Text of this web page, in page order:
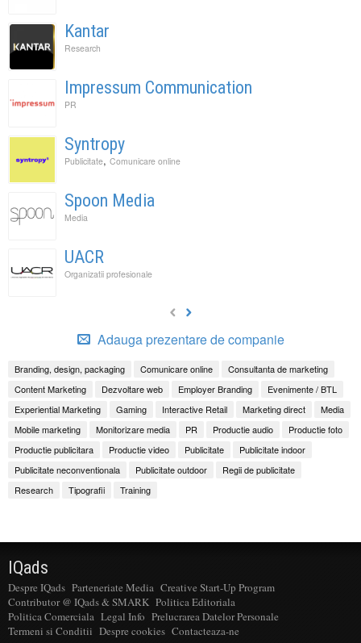
Kantar
Research
Impressum Communication
PR
Syntropy
Publicitate, Comunicare online
Spoon Media
Media
UACR
Organizatii profesionale
Adauga prezentare de companie
Branding, design, packaging Comunicare online
Consultanta de marketing
Content Marketing
Dezvoltare web Employer Branding
Evenimente / BTL
Experiential Marketing
Gaming Interactive Retail Marketing direct
Media
Mobile marketing
Monitorizare media PR Productie audio
Productie foto
Productie publicitara
Productie video Publicitate
Publicitate indoor
Publicitate neconventionala
Publicitate outdoor
Regii de publicitate
Research
Tipografii Training
IQads
Despre IQads Parteneriate Media Creative Start-Up Program
Contributor @ IQads & SMARK Politica Editoriala
Politica Comerciala Legal Info Prelucrarea Datelor Personale
Termeni si Conditii Despre cookies Contacteaza-ne